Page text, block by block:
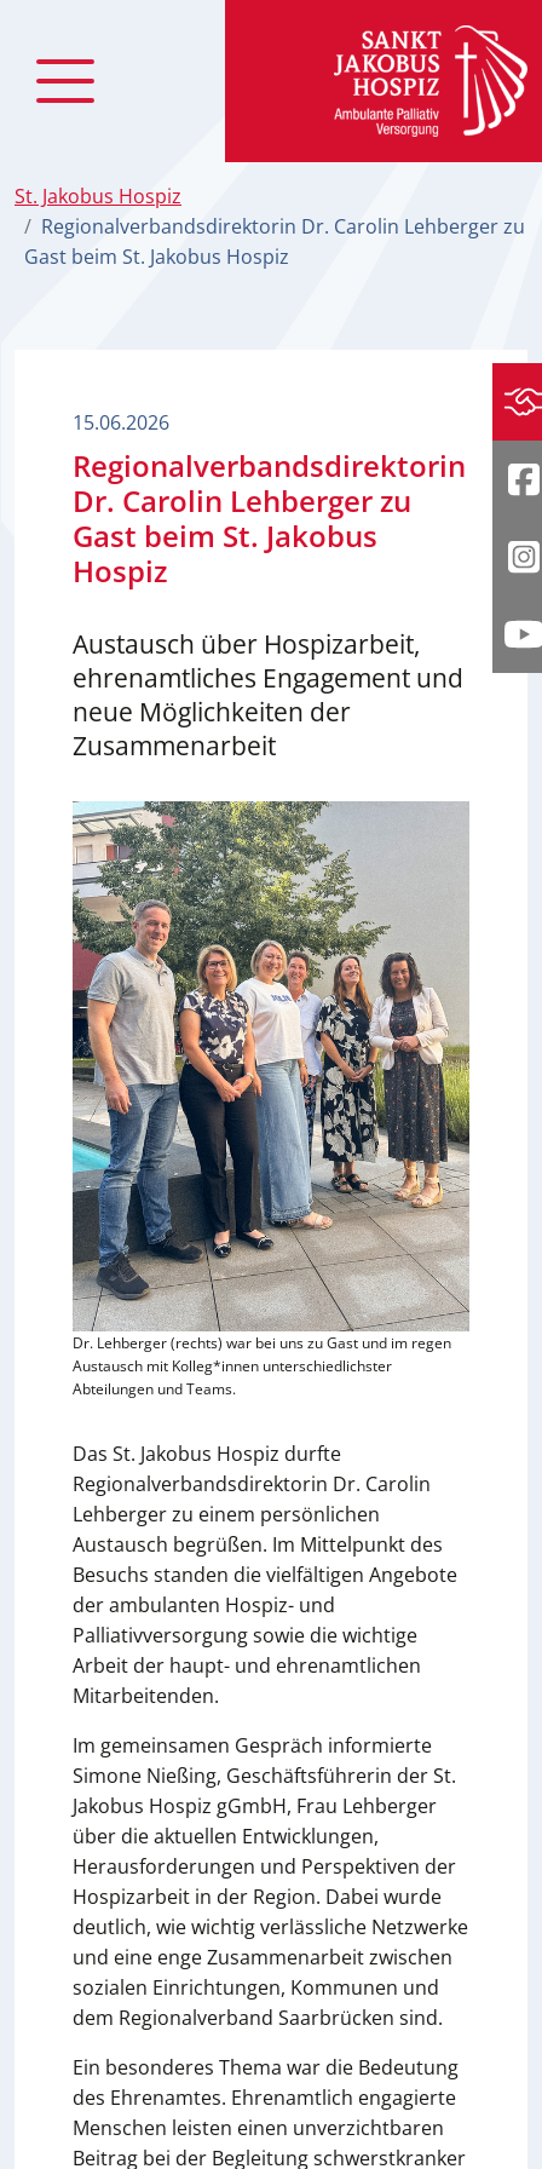
St. Jakobus Hospiz
Regionalverbandsdirektorin Dr. Carolin Lehberger zu
Gast beim St. Jakobus Hospiz
15.06.2026
Regionalverbandsdirektorin
Dr. Carolin Lehberger zu
Gast beim St. Jakobus
Hospiz
Austausch über Hospizarbeit,
ehrenamtliches Engagement und
neue Möglichkeiten der
Zusammenarbeit
Das St. Jakobus Hospiz durfte
Regionalverbandsdirektorin Dr. Carolin
Lehberger zu einem persönlichen
Austausch begrüßen. Im Mittelpunkt des
Besuchs standen die vielfältigen Angebote
der ambulanten Hospiz- und
Palliativversorgung sowie die wichtige
Arbeit der haupt- und ehrenamtlichen
Mitarbeitenden.
Im gemeinsamen Gespräch informierte
Simone Nießing, Geschäftsführerin der St.
Jakobus Hospiz gGmbH, Frau Lehberger
über die aktuellen Entwicklungen,
Herausforderungen und Perspektiven der
Hospizarbeit in der Region. Dabei wurde
deutlich, wie wichtig verlässliche Netzwerke
und eine enge Zusammenarbeit zwischen
sozialen Einrichtungen, Kommunen und
dem Regionalverband Saarbrücken sind.
Ein besonderes Thema war die Bedeutung
des Ehrenamtes. Ehrenamtlich engagierte
Menschen leisten einen unverzichtbaren
Beitrag bei der Begleitung schwerstkranker
Dr. Lehberger (rechts) war bei uns zu Gast und im regen
Austausch mit Kolleg*innen unterschiedlichster
Abteilungen und Teams.